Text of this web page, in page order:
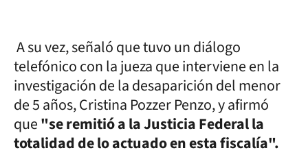
A su vez, señaló que tuvo un diálogo
telefónico con la jueza que interviene en la
investigación de la desaparición del menor
de 5 años, Cristina Pozzer Penzo, y afirmó
que"se remitió a la Justicia Federal la
totalidad de lo actuado en esta fiscalía".